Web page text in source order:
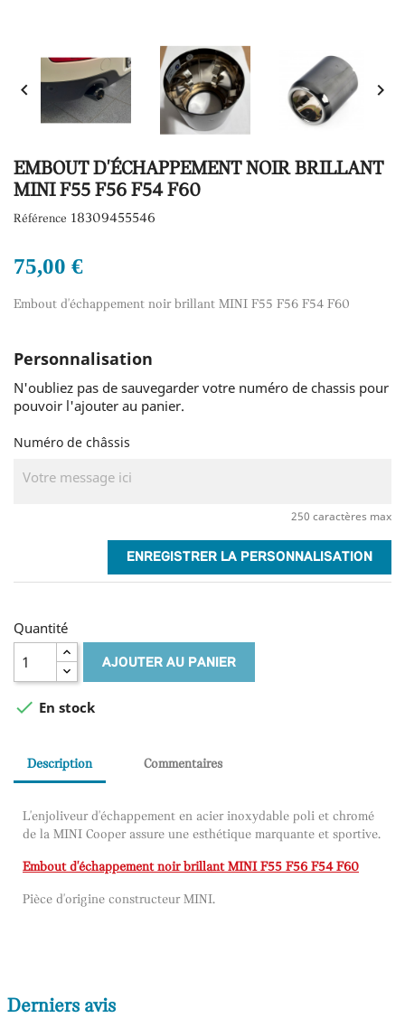
 
EMBOUT D'ÉCHAPPEMENT NOIR BRILLANT
MINI F55 F56 F54 F60
Référence 18309455546
75,00 €
Embout d'échappement noir brillant MINI F55 F56 F54 F60
Personnalisation
N'oubliez pas de sauvegarder votre numéro de chassis pour
pouvoir l'ajouter au panier.
Numéro de châssis
250 caractères max
ENREGISTRER LA PERSONNALISATION
Quantité
AJOUTER AU PANIER
 En stock
Description Commentaires
L'enjoliveur d'échappement en acier inoxydable poli et chromé
de la MINI Cooper assure une esthétique marquante et sportive.
Embout d'échappement noir brillant MINI F55 F56 F54 F60
Pièce d'origine constructeur MINI.
Derniers avis